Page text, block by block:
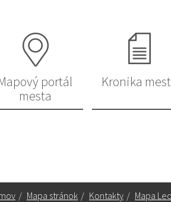
portál
mesta
Kronika
/ Mapa stránok / Kontakty / Mapa